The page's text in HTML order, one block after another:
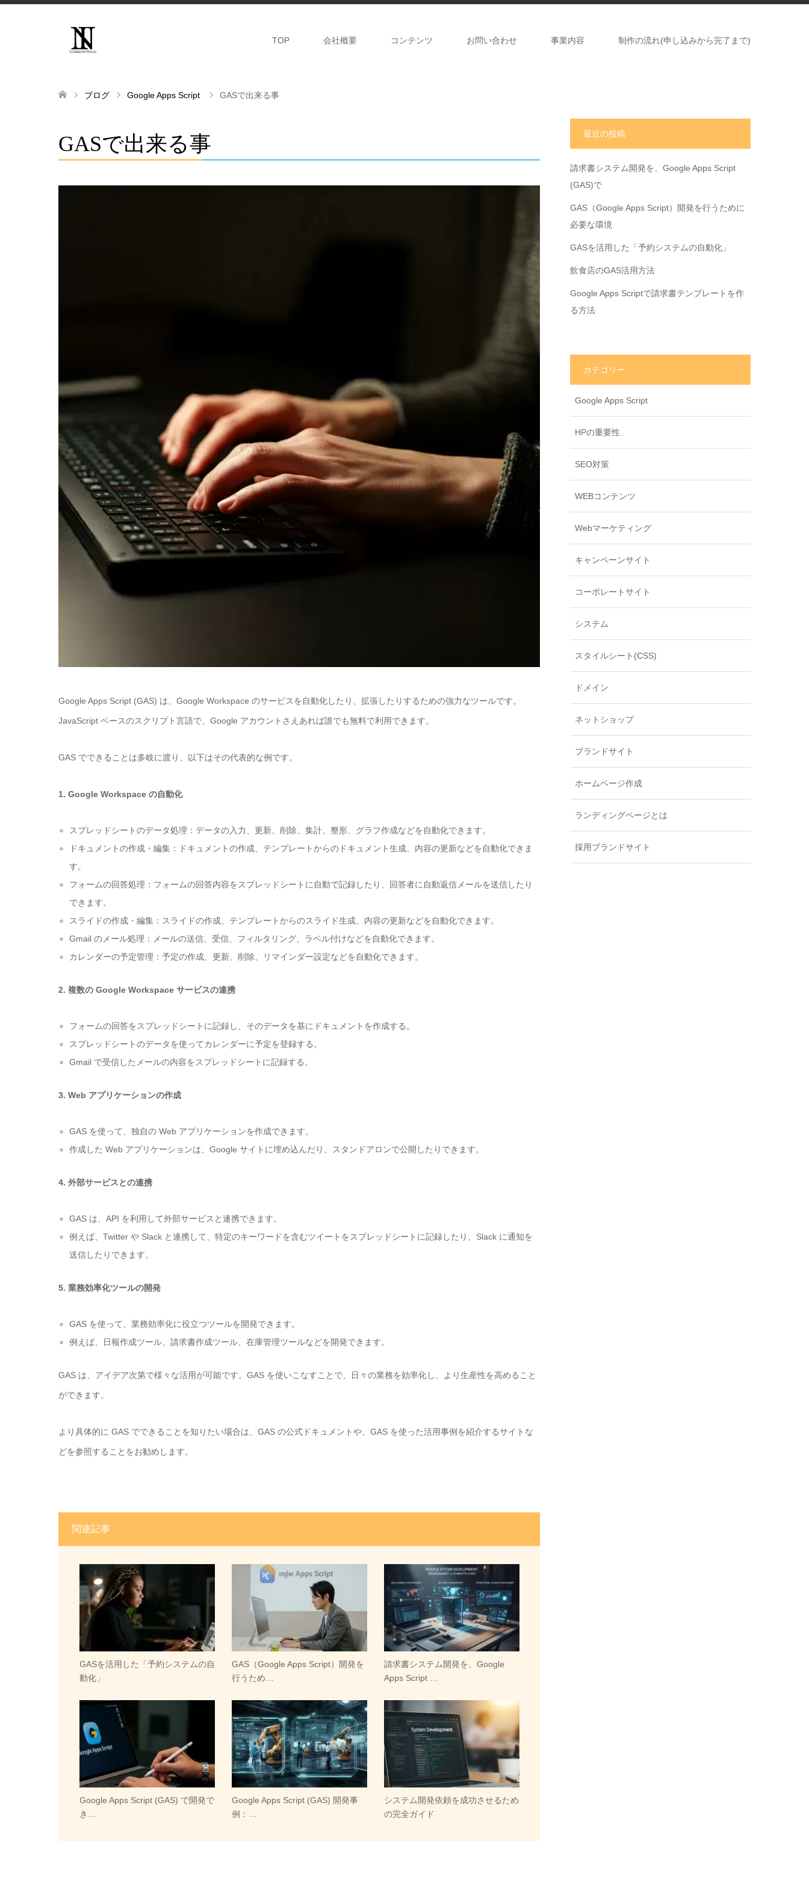
TOP 会社概要 コンテンツ お問い合わせ 事業内容 制作の流れ(申し込みから完了まで)
ブログ Google Apps Script GASで出来る事
GASで出来る事
Google Apps Script (GAS) は、 Google Workspace のサービスを自動化したり、拡張したりするための強力なツールです。
JavaScript ベースのスクリプト言語で、 Google アカウントさえあれば誰でも無料で利用できます。
GAS でできることは多岐に渡り、以下はその代表的な例です。
1. Google Workspace の自動化
スプレッドシートのデータ処理：データの入力、更新、削除、集計、整形、グラフ作成などを自動化できます。
ドキュメントの作成・編集：ドキュメントの作成、テンプレートからのドキュメント生成、内容の更新などを自動化できま
す。
フォームの回答処理：フォームの回答内容をスプレッドシートに自動で記録したり、回答者に自動返信メールを送信したり
できます。
スライドの作成・編集：スライドの作成、テンプレートからのスライド生成、内容の更新などを自動化できます。
Gmailのメール処理：メールの送信、受信、フィルタリング、ラベル付けなどを自動化できます。
カレンダーの予定管理：予定の作成、更新、削除、リマインダー設定などを自動化できます。
2. 複数の Google Workspace サービスの連携
フォームの回答をスプレッドシートに記録し、そのデータを基にドキュメントを作成する。
スプレッドシートのデータを使ってカレンダーに予定を登録する。
Gmail で受信したメールの内容をスプレッドシートに記録する。
3. Web アプリケーションの作成
GAS を使って、独自の Web アプリケーションを作成できます。
作成した Web アプリケーションは、Googleサイトに埋め込んだり、スタンドアロンで公開したりできます。
4. 外部サービスとの連携
GAS は、API を利用して外部サービスと連携できます。
例えば、Twitterや Slack と連携して、特定のキーワードを含むツイートをスプレッドシートに記録したり、 Slack に通知を
送信したりできます。
5. 業務効率化ツールの開発
GAS を使って、業務効率化に役立つツールを開発できます。
例えば、日報作成ツール、請求書作成ツール、在庫管理ツールなどを開発できます。
GAS は、アイデア次第で様々な活用が可能です。 GAS を使いこなすことで、日々の業務を効率化し、より生産性を高めること
ができます。
より具体的に GAS でできることを知りたい場合は、 GAS の公式ドキュメントや、 GAS を使った活用事例を紹介するサイトな
どを参照することをお勧めします。
関連記事
GASを活用した「予約システムの自
動化」
GAS（Google Apps Script）開発を
行うため…
請求書システム開発を、Google
Apps Script …
Google Apps Script (GAS) で開発で
き…
Google Apps Script (GAS) 開発事
例：…
システム開発依頼を成功させるため
の完全ガイド
最近の投稿
請求書システム開発を、Google Apps Script
(GAS)で
GAS（Google Apps Script）開発を行うために
必要な環境
GASを活用した「予約システムの自動化」
飲食店のGAS活用方法
Google Apps Scriptで請求書テンプレートを作
る方法
カテゴリー
Google Apps Script
HPの重要性
SEO対策
WEBコンテンツ
Webマーケティング
キャンペーンサイト
コーポレートサイト
システム
スタイルシート(CSS)
ドメイン
ネットショップ
ブランドサイト
ホームページ作成
ランディングページとは
採用ブランドサイト